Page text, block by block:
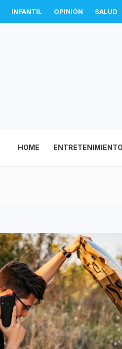
INFANTIL OPINIÓN SALUD
HOME ENTRETENIMIENTO